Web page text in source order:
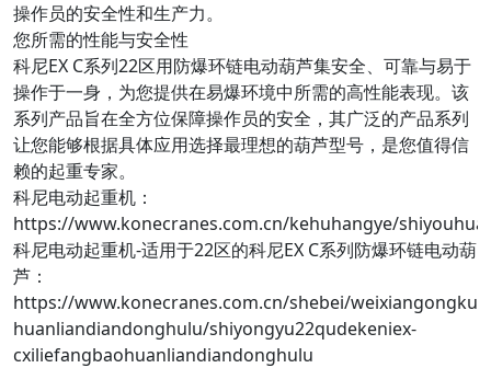
操作员的安全性和生产力。
您所需的性能与安全性
科尼EX C系列22区用防爆环链电动葫芦集安全、可靠与易于
操作于一身，为您提供在易爆环境中所需的高性能表现。该
系列产品旨在全方位保障操作员的安全，其广泛的产品系列
让您能够根据具体应用选择最理想的葫芦型号，是您值得信
赖的起重专家。
科尼电动起重机：
https://www.konecranes.com.cn/kehuhangye/
科尼电动起重机-适用于22区的科尼EX C系列防爆环链电动葫
芦：
https://www.konecranes.com.cn/shebei/
huanliandiandonghulu/shiyongyu22qudekeniex-
cxiliefangbaohuanliandiandonghulu